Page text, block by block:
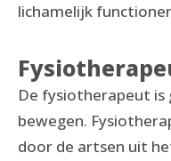
lichamelijk
De fysiotherapeut is
bewegen.
door de artsen uit